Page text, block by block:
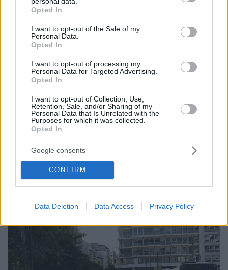
grant or deny consent to Google and its third-party tags to
use your data for below specified purposes in below Google
consent section.
Opted In
I want to opt-out of the Sale of my
Personal Data.
Opted In
I want to opt-out of processing my
Personal Data for Targeted Advertising.
Opted In
I want to opt-out of Collection, Use,
Retention, Sale, and/or Sharing of my
Personal Data that Is Unrelated with the
Purposes for which it was collected.
Opted In
Google consents
CONFIRM
Data Deletion Data Access Privacy Policy